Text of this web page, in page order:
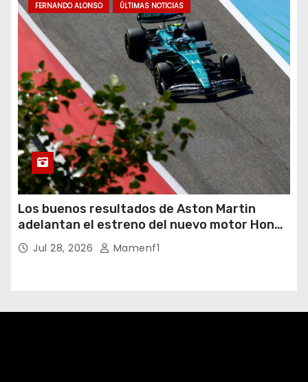
FERNANDO ALONSO ÚLTIMAS NOTICIAS
Los buenos resultados de Aston Martin
adelantan el estreno del nuevo motor Honda
y será este miércoles
Jul 28, 2026 Mamenf1